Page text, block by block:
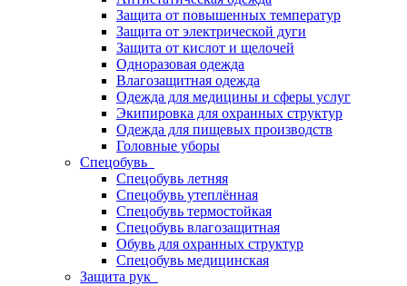
Защита от повышенных температур
Защита от электрической дуги
Защита от кислот и щелочей
Одноразовая одежда
Влагозащитная одежда
Одежда для медицины и сферы услуг
Экипировка для охранных структур
Одежда для пищевых производств
Головные уборы
Спецобувь
Спецобувь летняя
Спецобувь утеплённая
Спецобувь термостойкая
Спецобувь влагозащитная
Обувь для охранных структур
Спецобувь медицинская
Защита рук